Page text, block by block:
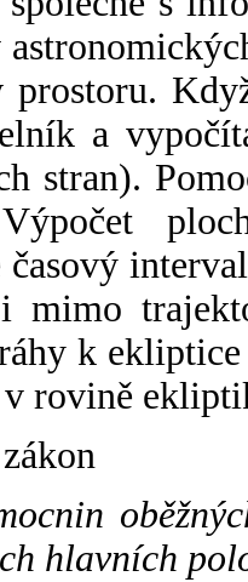
a
stran).
mimo
k
rovině
hlavních